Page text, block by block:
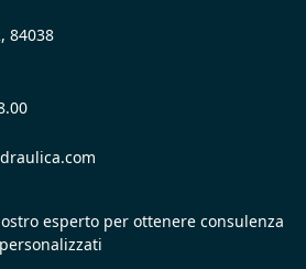
84038
esperto per ottenere consulenza